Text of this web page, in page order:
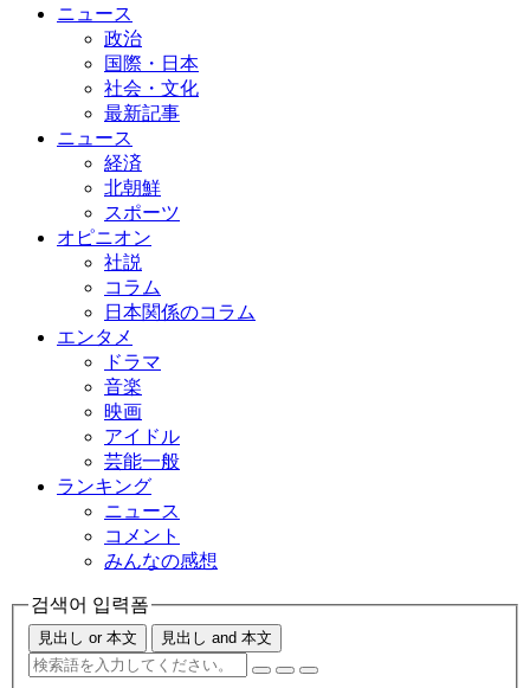
ニュース
政治
国際・日本
社会・文化
最新記事
ニュース
経済
北朝鮮
スポーツ
オピニオン
社説
コラム
日本関係のコラム
エンタメ
ドラマ
音楽
映画
アイドル
芸能一般
ランキング
ニュース
コメント
みんなの感想
검색어 입력폼
見出し or 本文 見出し and 本文